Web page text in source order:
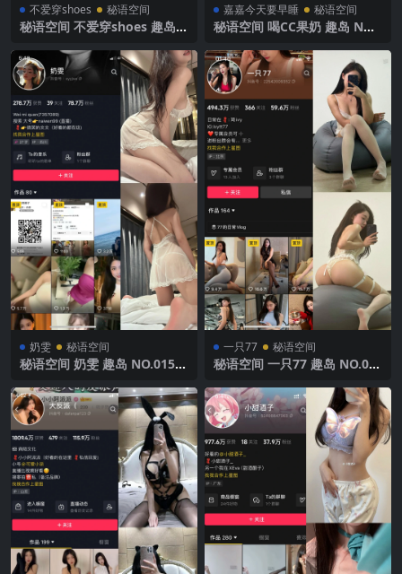
不爱穿shoes 秘语空间
秘语空间 不爱穿shoes 趣岛
最新完整版
嘉嘉今天要早睡 秘语空间
秘语空间 喝CC果奶 趣岛 NO.
完整版
奶雯 秘语空间
秘语空间 奶雯 趣岛 NO.015期
一只77 秘语空间
秘语空间 一只77 趣岛 NO.00
版